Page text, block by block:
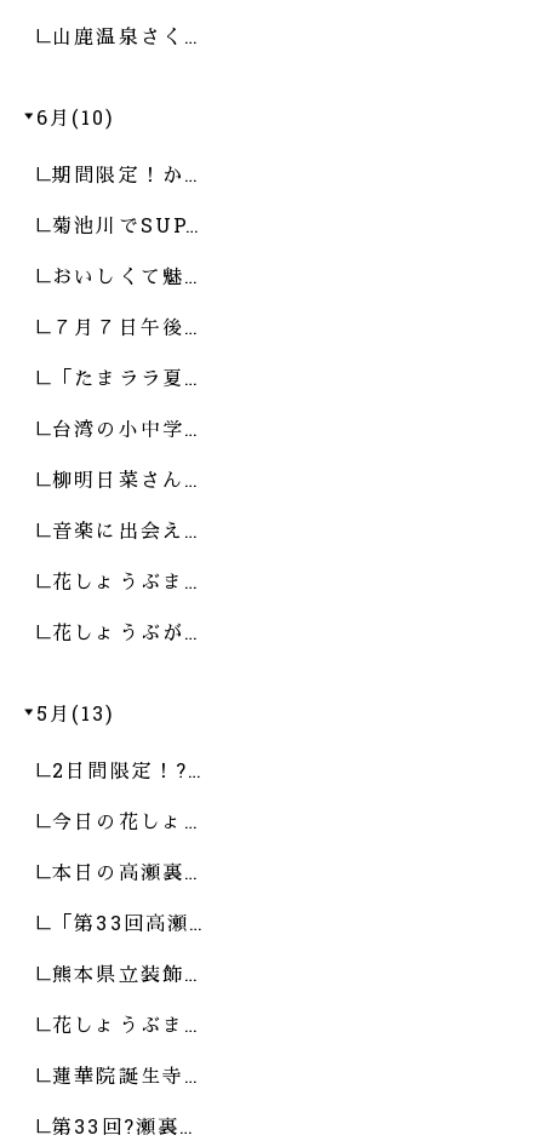
山鹿温泉さく…
6月(10)
期間限定！か…
菊池川でSUP…
おいしくて魅…
７月７日午後…
「たまララ夏…
台湾の小中学…
柳明日菜さん…
音楽に出会え…
花しょうぶま…
花しょうぶが…
5月(13)
2日間限定！?…
今日の花しょ…
本日の高瀬裏…
「第33回高瀬…
熊本県立装飾…
花しょうぶま…
蓮華院誕生寺…
第33回?瀬裏…